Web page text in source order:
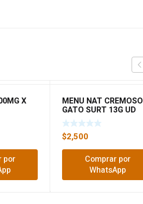
X
por
MENU NAT CREMOSO
GATO SURT 13G UD
$2,500
Comprar por
WhatsApp